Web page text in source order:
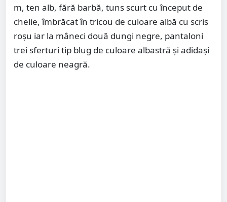
m, ten alb, fără barbă, tuns scurt cu început de
chelie, îmbrăcat în tricou de culoare albă cu scris
roșu iar la mâneci două dungi negre, pantaloni
trei sferturi tip blug de culoare albastră și adidași
de culoare neagră.